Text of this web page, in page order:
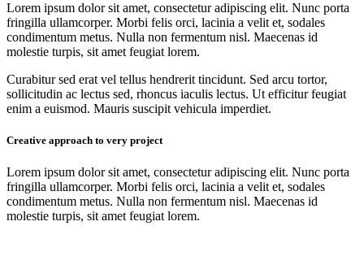
Lorem ipsum dolor sit amet, consectetur adipiscing elit. Nunc porta
fringilla ullamcorper. Morbi felis orci, lacinia a velit et, sodales
condimentum metus. Nulla non fermentum nisl. Maecenas id
molestie turpis, sit amet feugiat lorem.
Curabitur sed erat vel tellus hendrerit tincidunt. Sed arcu tortor,
sollicitudin ac lectus sed, rhoncus iaculis lectus. Ut efficitur feugiat
enim a euismod. Mauris suscipit vehicula imperdiet.
Creative approach to very project
Lorem ipsum dolor sit amet, consectetur adipiscing elit. Nunc porta
fringilla ullamcorper. Morbi felis orci, lacinia a velit et, sodales
condimentum metus. Nulla non fermentum nisl. Maecenas id
molestie turpis, sit amet feugiat lorem.